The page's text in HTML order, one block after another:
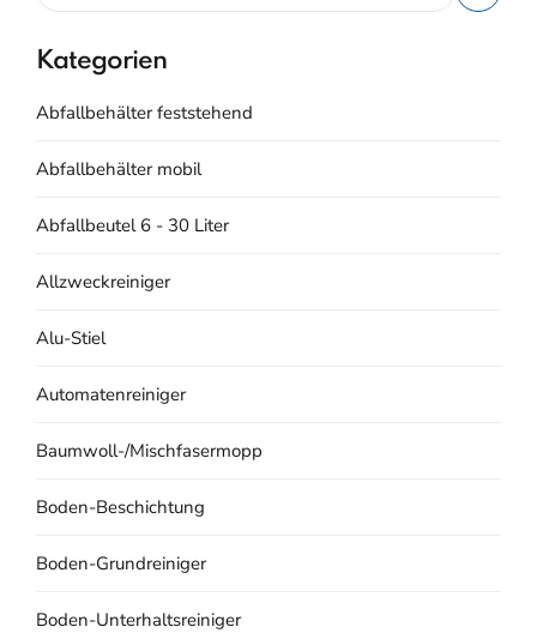
Kategorien
Abfallbehälter feststehend
Abfallbehälter mobil
Abfallbeutel 6 - 30 Liter
Allzweckreiniger
Alu-Stiel
Automatenreiniger
Baumwoll-/Mischfasermopp
Boden-Beschichtung
Boden-Grundreiniger
Boden-Unterhaltsreiniger